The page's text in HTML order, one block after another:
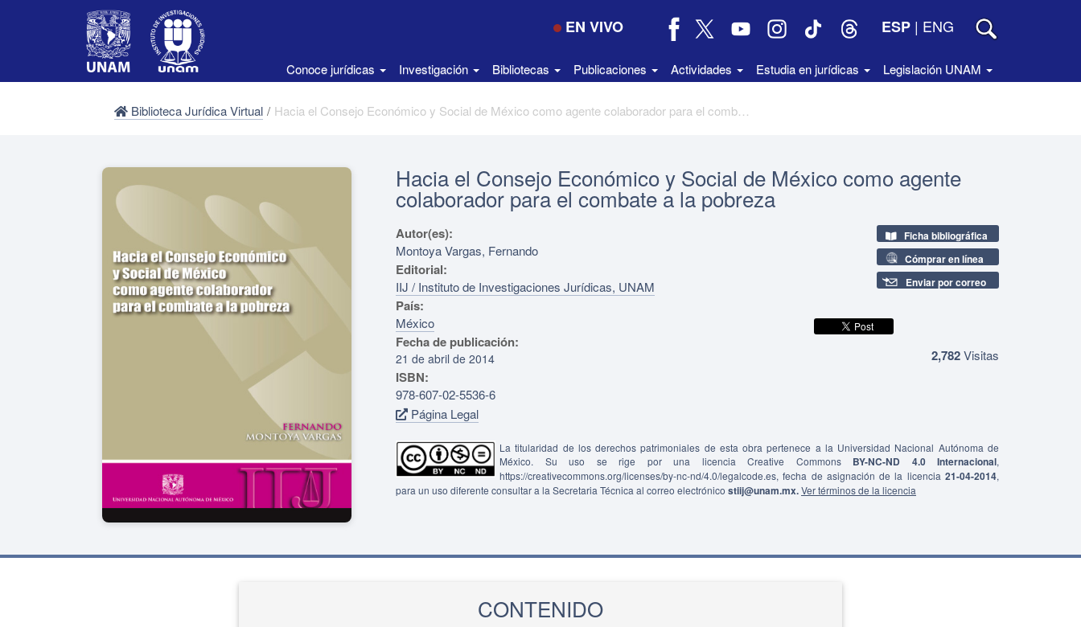
EN VIVO ESP | ENG
Conoce jurídicas Investigación Bibliotecas Publicaciones Actividades Estudia en jurídicas Legislación UNAM
Biblioteca Jurídica Virtual / Hacia el Consejo Económico y Social de México como agente colaborador para el combate a la pobreza
Hacia el Consejo Económico y Social de México como agente
colaborador para el combate a la pobreza
Autor(es):
Montoya Vargas, Fernando
Editorial:
IIJ / Instituto de Investigaciones Jurídicas, UNAM
País:
México
Fecha de publicación:
21 de abril de 2014
ISBN:
978-607-02-5536-6
Página Legal
Ficha bibliográfica
Cómprar en línea
Enviar por correo
2,782Visitas
La titularidad de los derechos patrimoniales de esta obra pertenece a la Universidad Nacional Autónoma de
México. Su uso se rige por una licencia Creative Commons BY-NC-ND 4.0 Internacional,
https://creativecommons.org/licenses/by-nc-nd/4.0/legalcode.es, fecha de asignación de la licencia 21-04-2014,
para un uso diferente consultar a la Secretaria Técnica al correo electrónico stiij@unam.mx.Ver términos de la licencia
CONTENIDO